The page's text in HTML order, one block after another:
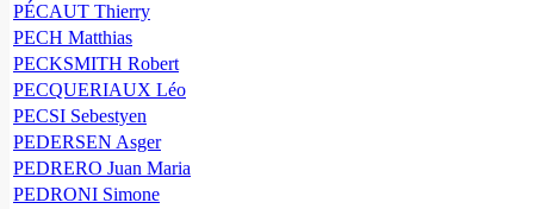
PÉCAUT Thierry
PECH Matthias
PECKSMITH Robert
PECQUERIAUX Léo
PECSI Sebestyen
PEDERSEN Asger
PEDRERO Juan Maria
PEDRONI Simone